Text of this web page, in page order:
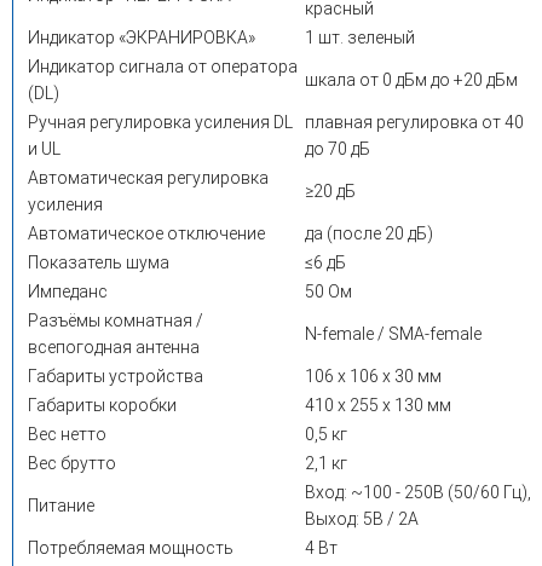
красный
Индикатор «ЭКРАНИРОВКА»
1 шт. зеленый
Индикатор сигнала от оператора
(DL)
шкала от 0 дБм до +20 дБм
Ручная регулировка усиления DL
и UL
плавная регулировка от 40
до 70 дБ
Автоматическая регулировка
усиления
≥20 дБ
Автоматическое отключение
да (после 20 дБ)
Показатель шума
≤6 дБ
Импеданс
50 Ом
Разъёмы комнатная /
всепогодная антенна
N-female / SMA-female
Габариты устройства
106 х 106 х 30 мм
Габариты коробки
410 х 255 х 130 мм
Вес нетто
0,5 кг
Вес брутто
2,1 кг
Питание
Вход: ~100 - 250В (50/60 Гц),
Выход: 5В / 2А
Потребляемая мощность
4 Вт